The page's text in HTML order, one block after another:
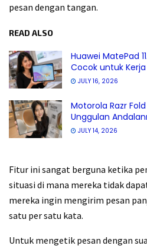
pesan dengan tangan.
READ ALSO
Huawei MatePad
Cocok untuk
JULY 16, 2026
Motorola Razr
Unggulan
JULY 14, 2026
Fitur ini sangat berguna ketika
situasi di mana mereka tidak
mereka ingin mengirim pesan
satu per satu kata.
Untuk mengetik pesan dengan